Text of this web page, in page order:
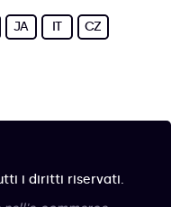
JA IT CZ
i diritti riservati.